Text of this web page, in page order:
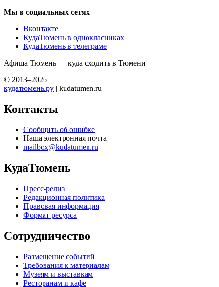
Мы в социальных сетях
Вконтакте
КудаТюмень в однокласниках
КудаТюмень в телеграме
Афиша Тюмень — куда сходить в Тюмени
© 2013–2026
кудатюмень.ру | kudatumen.ru
Контакты
Сообщить об ошибке
Наша электронная почта
mailbox@kudatumen.ru
КудаТюмень
Пресс-релиз
Редакционная политика
Правовая информация
Формат ресурса
Сотрудничество
Размещение событий
Требования к материалам
Музеям и выставкам
Ресторанам и кафе